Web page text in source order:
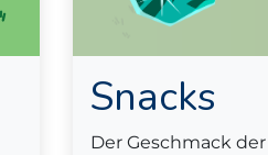
Snacks
Der Geschmack der